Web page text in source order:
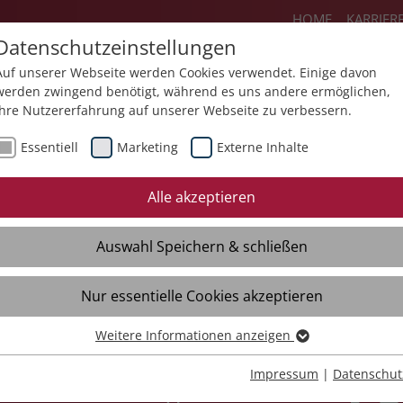
HOME
Angebote Über uns Aktuelles
finden
Ravensburg und RAZ Ulm
unserer Webseite werden Cookies verwendet. Einige davon
zwingend benötigt, während es uns andere ermöglichen,
Nutzererfahrung auf unserer Webseite zu verbessern.
Essentiell Marketing Externe Inhalte
Alle akzeptieren
Auswahl Speichern & schließen
Nur essentielle Cookies akzeptieren
Essentielle Cookies werden für grundlegende Funktionen der
Weitere Informationen anzeigen
Impressum |